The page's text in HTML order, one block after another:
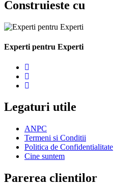
Construieste cu
Experti pentru Experti
Legaturi utile
ANPC
Termeni si Conditii
Politica de Confidentialitate
Cine suntem
Parerea clientilor